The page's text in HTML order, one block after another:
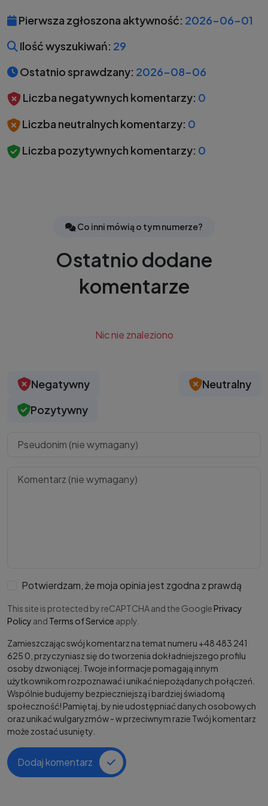
Pierwsza zgłoszona aktywność: 2026-06-01
Ilość wyszukiwań: 29
Ostatnio sprawdzany: 2026-08-06
Liczba negatywnych komentarzy: 0
Liczba neutralnych komentarzy: 0
Liczba pozytywnych komentarzy: 0
Co inni mówią o tym numerze?
Ostatnio dodane
komentarze
Nic nie znaleziono
Negatywny
Neutralny
Pozytywny
Potwierdzam, że moja opinia jest zgodna z prawdą
This site is protected by reCAPTCHA and the Google Privacy
Policy and Terms of Service apply.
Zamieszczając swój komentarz na temat numeru +48 483 241
625 0, przyczyniasz się do tworzenia dokładniejszego profilu
osoby dzwoniącej. Twoje informacje pomagają innym
użytkownikom rozpoznawać i unikać niepożądanych połączeń.
Wspólnie budujemy bezpieczniejszą i bardziej świadomą
społeczność! Pamiętaj, by nie udostępniać danych osobowych
oraz unikać wulgaryzmów - w przeciwnym razie Twój komentarz
może zostać usunięty.
Dodaj komentarz